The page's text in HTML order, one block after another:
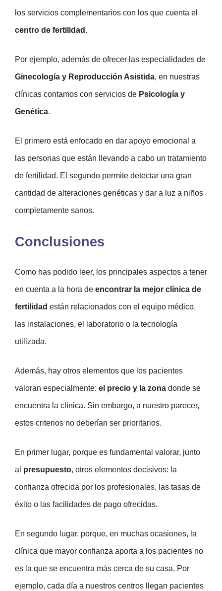
los servicios complementarios con los que cuenta el
centro de fertilidad .
Por ejemplo, además de ofrecer las especialidades de
Ginecología y Reproducción Asistida, en nuestras
clínicas contamos con servicios de Psicología y
Genética.
El primero está enfocado en dar apoyo emocional a
las personas que están llevando a cabo un tratamiento
de fertilidad. El segundo permite detectar una gran
cantidad de alteraciones genéticas y dar a luz a niños
completamente sanos.
Conclusiones
Como has podido leer, los principales aspectos a tener
en cuenta a la hora de encontrar la mejor clínica de
fertilidad están relacionados con el equipo médico,
las instalaciones, el laboratorio o la tecnología
utilizada.
Además, hay otros elementos que los pacientes
valoran especialmente: el precio y la zona donde se
encuentra la clínica. Sin embargo, a nuestro parecer,
estos criterios no deberían ser prioritarios.
En primer lugar, porque es fundamental valorar, junto
al presupuesto, otros elementos decisivos: la
confianza ofrecida por los profesionales, las tasas de
éxito o las facilidades de pago ofrecidas.
En segundo lugar, porque, en muchas ocasiones, la
clínica que mayor confianza aporta a los pacientes no
es la que se encuentra más cerca de su casa. Por
ejemplo, cada día a nuestros centros llegan pacientes